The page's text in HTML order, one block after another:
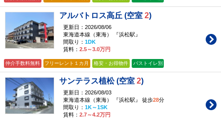
アルバトロス高丘 (空室 2)
更新日：2026/08/06
東海道本線（東海） 『浜松駅』
間取り： 1DK
賃料： 2.5～3.0万円
仲介手数料無料 フリーレント１カ月 格安・お得物件 バストイレ別
サンテラス植松 (空室 2)
更新日：2026/08/03
東海道本線（東海） 『浜松駅』 徒歩28分
間取り： 1K～1SK
賃料： 2.7～4.2万円